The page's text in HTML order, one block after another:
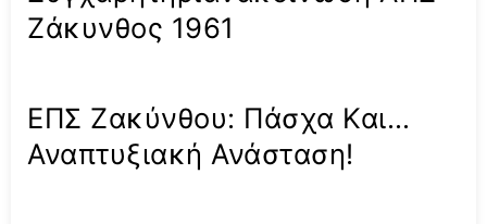
Ζάκυνθος 1961
ΕΠΣ Ζακύνθου: Πάσχα Και…
Αναπτυξιακή Ανάσταση!